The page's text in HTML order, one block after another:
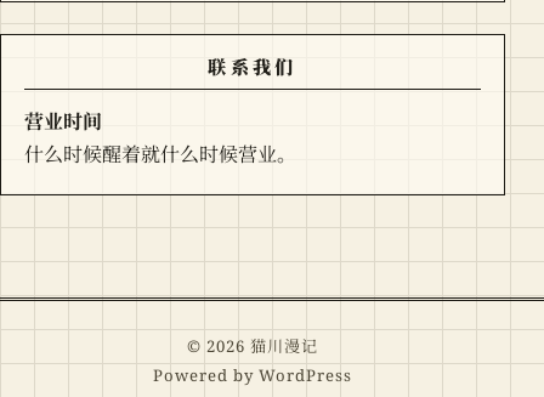
联系我们
营业时间
什么时候醒着就什么时候营业。
© 2026 猫川漫记
Powered by WordPress